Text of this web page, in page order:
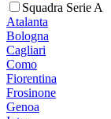
Squadra Serie A
Atalanta
Bologna
Cagliari
Como
Fiorentina
Frosinone
Genoa